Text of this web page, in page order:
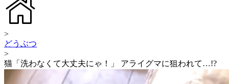
>
どうぶつ
>
猫「洗わなくて大丈夫にゃ！」 アライグマに狙われて…!?